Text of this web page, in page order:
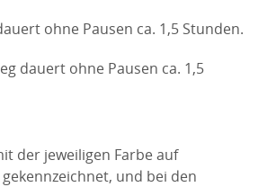
ohne Pausen ca. 1,5 Stunden.
dauert ohne Pausen ca. 1,5
der jeweiligen Farbe auf
und bei den